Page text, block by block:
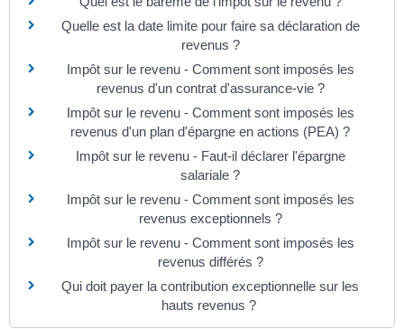
Quelle est la date limite pour faire sa déclaration de
revenus ?
Impôt sur le revenu - Comment sont imposés les
revenus d'un contrat d'assurance-vie ?
Impôt sur le revenu - Comment sont imposés les
revenus d'un plan d'épargne en actions (PEA) ?
Impôt sur le revenu - Faut-il déclarer l'épargne
salariale ?
Impôt sur le revenu - Comment sont imposés les
revenus exceptionnels ?
Impôt sur le revenu - Comment sont imposés les
revenus différés ?
Qui doit payer la contribution exceptionnelle sur les
hauts revenus ?